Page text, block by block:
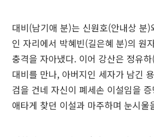
대비(남기애 분)는 신원호(안내상 분)
인 자리에서 박혜빈(길은혜 분)의 원
충격을 자아냈다. 이어 강산은 정유
대비를 만나, 아버지인 세자가 남긴
검을 건네 자신이 폐세손 이설임을
애타게 찾던 이설과 마주하며 눈시울